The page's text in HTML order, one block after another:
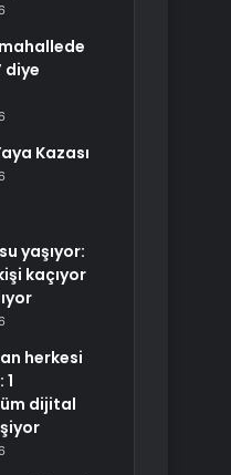
diye
Kazası
yaşıyor:
kaçıyor
herkesi
dijital